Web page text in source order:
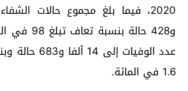
و428 حالة
عدد الوفيات
1.6 في المائة.